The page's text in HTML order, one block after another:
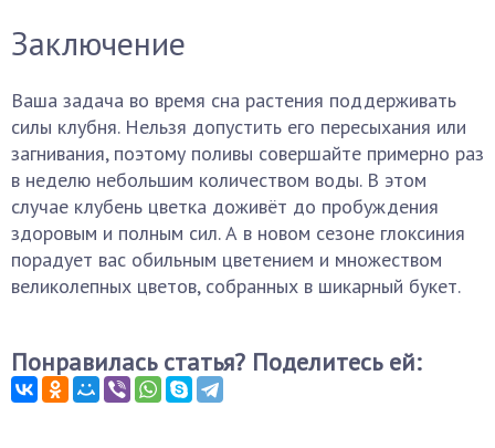
Заключение
Ваша задача во время сна растения поддерживать
силы клубня. Нельзя допустить его пересыхания или
загнивания, поэтому поливы совершайте примерно раз
в неделю небольшим количеством воды. В этом
случае клубень цветка доживёт до пробуждения
здоровым и полным сил. А в новом сезоне глоксиния
порадует вас обильным цветением и множеством
великолепных цветов, собранных в шикарный букет.
Понравилась статья? Поделитесь ей: